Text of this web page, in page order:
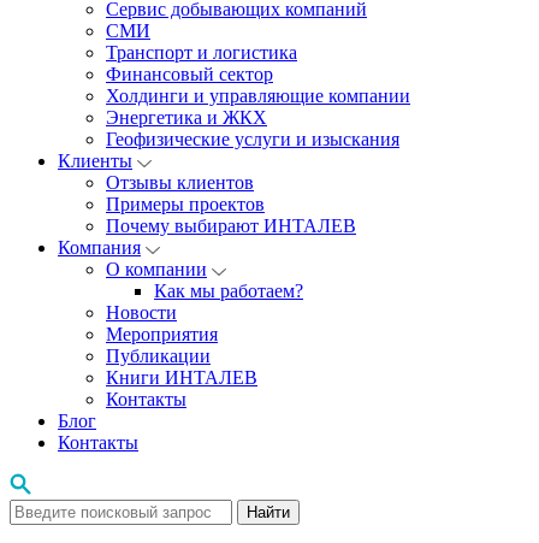
Сервис добывающих компаний
СМИ
Транспорт и логистика
Финансовый сектор
Холдинги и управляющие компании
Энергетика и ЖКХ
Геофизические услуги и изыскания
Клиенты
Отзывы клиентов
Примеры проектов
Почему выбирают ИНТАЛЕВ
Компания
О компании
Как мы работаем?
Новости
Мероприятия
Публикации
Книги ИНТАЛЕВ
Контакты
Блог
Контакты
Найти